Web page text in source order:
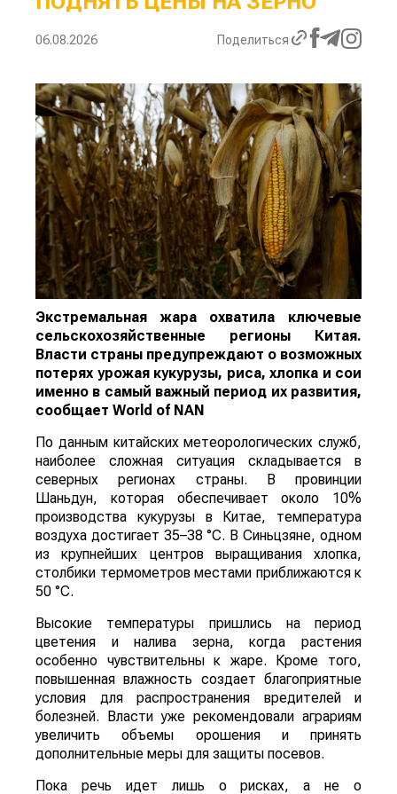
06.08.2026 Поделиться
Экстремальная жара охватила ключевые
сельскохозяйственные регионы Китая.
Власти страны предупреждают о возможных
потерях урожая кукурузы, риса, хлопка и сои
именно в самый важный период их развития,
сообщает World of NAN
По данным китайских метеорологических служб,
наиболее сложная ситуация складывается в
северных регионах страны. В провинции
Шаньдун, которая обеспечивает около 10%
производства кукурузы в Китае, температура
воздуха достигает 35–38 °C. В Синьцзяне, одном
из крупнейших центров выращивания хлопка,
столбики термометров местами приближаются к
50 °C.
Высокие температуры пришлись на период
цветения и налива зерна, когда растения
особенно чувствительны к жаре. Кроме того,
повышенная влажность создает благоприятные
условия для распространения вредителей и
болезней. Власти уже рекомендовали аграриям
увеличить объемы орошения и принять
дополнительные меры для защиты посевов.
Пока речь идет лишь о рисках, а не о